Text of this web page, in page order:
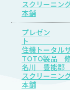
スクリーニ
本舗
プレゼン
住機トータル
TOTO製品
名川 豊能郡
スクリーニ
本舗